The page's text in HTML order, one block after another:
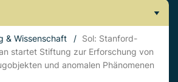
& Wissenschaft / Sol: Stanford-
startet Stiftung zur Erforschung von
und anomalen Phänomenen